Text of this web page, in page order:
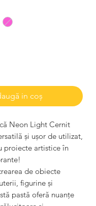
in coș
Neon Light Cernit
și ușor de utilizat,
proiecte artistice în
de obiecte
figurine și
pastă oferă nuanțe